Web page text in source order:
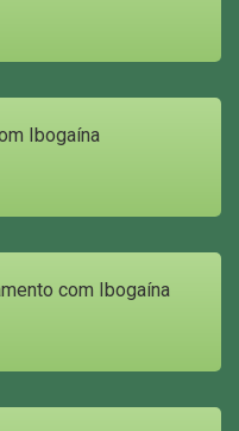
Ibogaína
com Ibogaína